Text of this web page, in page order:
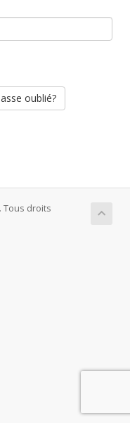
oublié?
Tous droits